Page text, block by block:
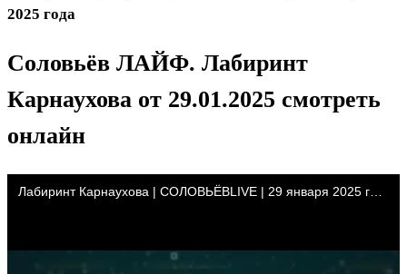
2025 года
Соловьёв ЛАЙФ. Лабиринт
Карнаухова от 29.01.2025 смотреть
онлайн